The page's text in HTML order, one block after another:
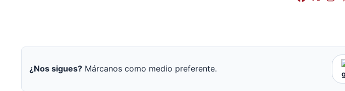
¿Nos sigues? Márcanos como medio preferente.